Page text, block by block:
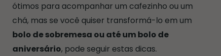
ótimos para acompanhar um cafezinho ou um
chá, mas se você quiser transformá-lo em um
bolo de sobremesa ou até um bolo de
aniversário, pode seguir estas dicas.